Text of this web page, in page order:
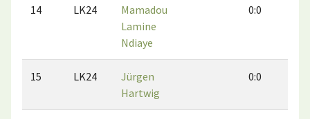
14 LK24
Mamadou
Lamine
Ndiaye
0:0
15 LK24
Jürgen
Hartwig
0:0